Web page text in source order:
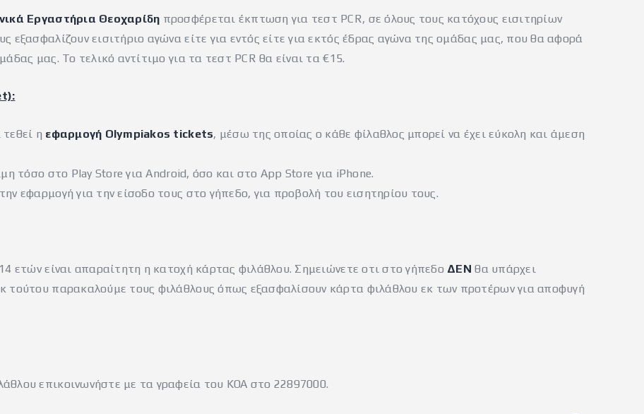
Εργαστήρια Θεοχαρίδη προσφέρεται έκπτωση για τεστ PCR, σε όλους τους κατόχους εισιτηρίων
εξασφαλίζουν εισιτήριο αγώνα είτε για εντός είτε για εκτός έδρας αγώνα της ομάδας μας, που θα αφορά
μας. Το τελικό αντίτιμο για τα τεστ PCR θα είναι τα €15.
η εφαρμογή Olympiakos tickets, μέσω της οποίας ο κάθε φίλαθλος μπορεί να έχει εύκολη και άμεση
τόσο στο Play Store για Android, όσο και στο App Store για iPhone.
εφαρμογή για την είσοδο τους στο γήπεδο, για προβολή του εισητηρίου τους.
ετών είναι απαραίτητη η κατοχή κάρτας φιλάθλου. Σημειώνετε οτι στο γήπεδο ΔΕΝ θα υπάρχει
τούτου παρακαλούμε τους φιλάθλους όπως εξασφαλίσουν κάρτα φιλάθλου εκ των προτέρων για αποφυγή
επικοινωνήστε με τα γραφεία του ΚΟΑ στο 22897000.